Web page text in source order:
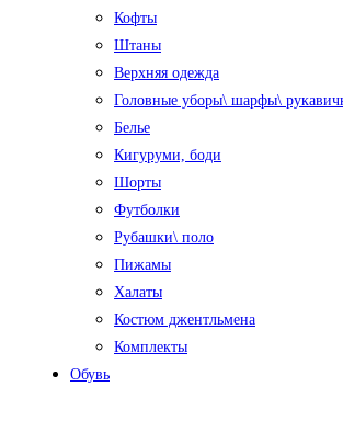
Кофты
Штаны
Верхняя одежда
Головные уборы\ шарфы\
Белье
Кигуруми, боди
Шорты
Футболки
Рубашки\ поло
Пижамы
Халаты
Костюм джентльмена
Комплекты
Обувь